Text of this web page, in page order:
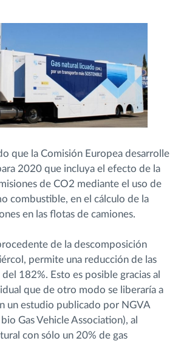
las características
ayudar en el control de la
que la Comisión Europea desarrolle
2020 que incluya el efecto de la
de CO2 mediante el uso de
combustible, en el cálculo de la
en las flotas de camiones.
de la descomposición
permite una reducción de las
182%. Esto es posible gracias al
que de otro modo se liberaría a
un estudio publicado por NGVA
Gas Vehicle Association), al
con sólo un 20% de gas